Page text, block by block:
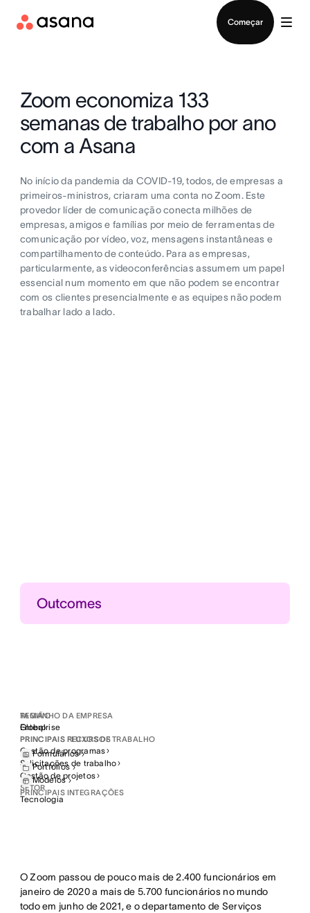
Começar
Zoom economiza 133
semanas de trabalho por ano
com a Asana
No início da pandemia da COVID-19, todos, de empresas a
primeiros-ministros, criaram uma conta no Zoom. Este
provedor líder de comunicação conecta milhões de
empresas, amigos e famílias por meio de ferramentas de
comunicação por vídeo, voz, mensagens instantâneas e
compartilhamento de conteúdo. Para as empresas,
particularmente, as videoconferências assumem um papel
essencial num momento em que não podem se encontrar
com os clientes presencialmente e as equipes não podem
trabalhar lado a lado.
Outcomes
Visibilidade da equipe
Conectou o trabalho das equipes técnicas e
comerciais numa só plataforma
90 % de adoção do programa
Alcançou acima de 90 % de adoção do programa
de TI “Traga seu próprio dispositivo”
REGIÃO
Global
PRINCIPAIS FLUXOS DE TRABALHO
Gestão de programas
Solicitações de trabalho
Gestão de projetos
SETOR
Tecnologia
TAMANHO DA EMPRESA
Enterprise
PRINCIPAIS RECURSOS
Formulários
Portfólios
Modelos
PRINCIPAIS INTEGRAÇÕES
O Zoom passou de pouco mais de 2.400 funcionários em
janeiro de 2020 a mais de 5.700 funcionários no mundo
todo em junho de 2021, e o departamento de Serviços